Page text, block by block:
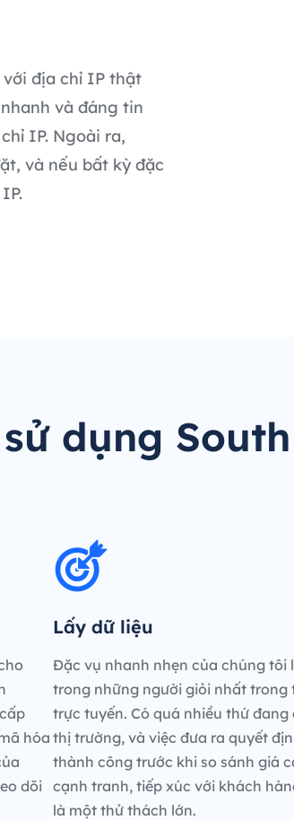
với địa chỉ IP thật
và đáng tin
IP. Ngoài ra,
và nếu bất kỳ đặc
dụng
hóa
dõi
Lấy dữ liệu
Đặc vụ nhanh nhẹn của chúng tôi
trong những người giỏi nhất trong
trực tuyến. Có quá nhiều thứ đang
thị trường, và việc đưa ra quyết
thành công trước khi so sánh giá
cạnh tranh, tiếp xúc với khách
là một thử thách lớn.